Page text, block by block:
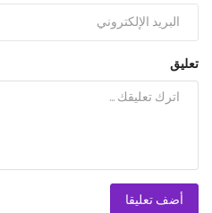
تعليق
أضف تعليقا